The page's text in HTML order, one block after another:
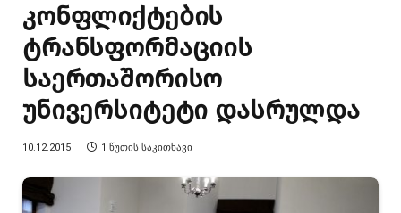
კონფლიქტების
ტრანსფორმაციის
საერთაშორისო
უნივერსიტეტი დასრულდა
10.12.2015 1 ᲬᲣᲗᲘᲡ ᲡᲐᲙᲘᲗᲮᲐᲕᲘ